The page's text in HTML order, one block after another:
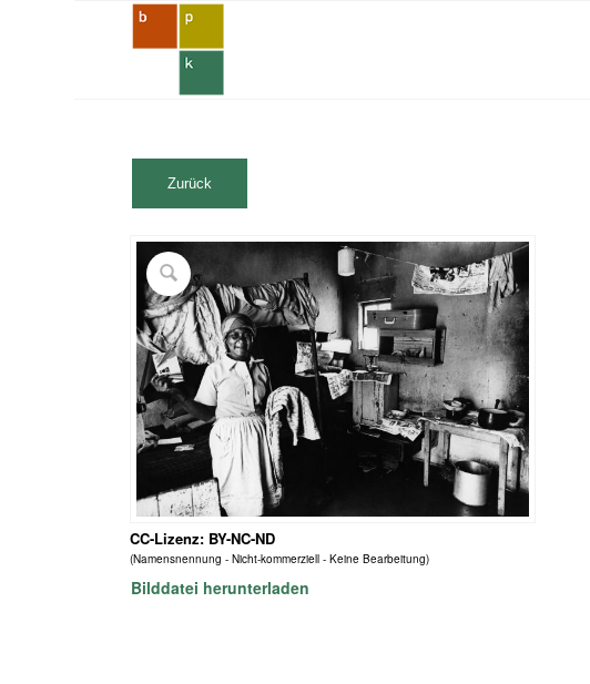
CC-Lizenz: BY-NC-ND
(Namensnennung - Nicht-kommerziell - Keine Bearbeitung)
Bilddatei herunterladen